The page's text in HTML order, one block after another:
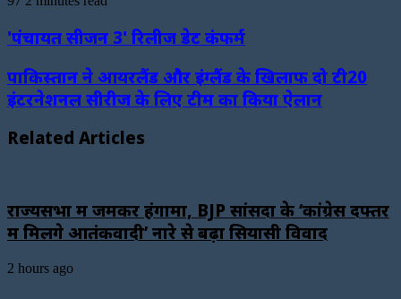
'पंचायत सीजन 3' रिलीज डेट कंफर्म
पाकिस्तान ने आयरलैंड और इंग्लैंड के खिलाफ दो टी20
इंटरनेशनल सीरीज के लिए टीम का किया ऐलान
Related Articles
राज्यसभा में जमकर हंगामा, BJP सांसदों के ‘कांग्रेस दफ्तर
में मिलेंगे आतंकवादी’ नारे से बढ़ा सियासी विवाद
2 hours ago